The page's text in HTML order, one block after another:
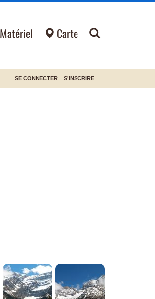
Matériel Carte
SE CONNECTER S'INSCRIRE